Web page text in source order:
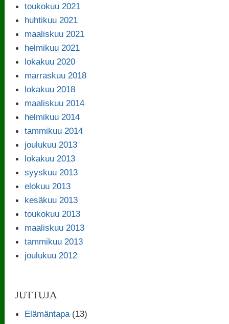
toukokuu 2021
huhtikuu 2021
maaliskuu 2021
helmikuu 2021
lokakuu 2020
marraskuu 2018
lokakuu 2018
maaliskuu 2014
helmikuu 2014
tammikuu 2014
joulukuu 2013
lokakuu 2013
syyskuu 2013
elokuu 2013
kesäkuu 2013
toukokuu 2013
maaliskuu 2013
tammikuu 2013
joulukuu 2012
JUTTUJA
Elämäntapa (13)